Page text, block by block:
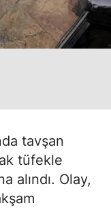
tavşan
tüfekle
alındı. Olay,